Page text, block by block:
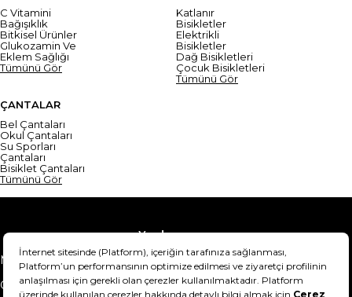
C Vitamini
Bağışıklık
Bitkisel Ürünler
Glukozamin Ve
Eklem Sağlığı
Tümünü Gör
Katlanır
Bisikletler
Elektrikli
Bisikletler
Dağ Bisikletleri
Çocuk Bisikletleri
Tümünü Gör
ÇANTALAR
Bel Çantaları
Okul Çantaları
Su Sporları
Çantaları
Bisiklet Çantaları
Tümünü Gör
Yardım
Mesafeli Satış Sözleşmesi
Teslimat Bilgisi
Gizlilik Sözleşmesi
Şartlar & Koşullar